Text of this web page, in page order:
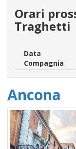
Orari
Traghetti
Data
Compagnia
Ancona